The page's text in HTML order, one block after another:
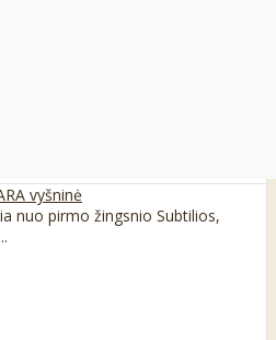
vyšninė
nuo pirmo žingsnio Subtilios,